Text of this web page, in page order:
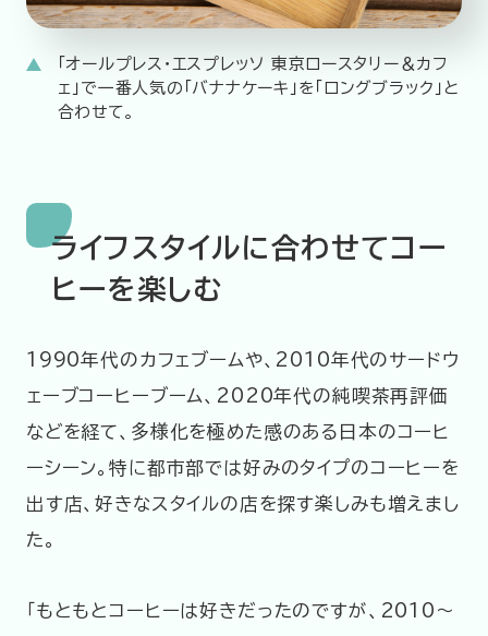
「オールプレス・エスプレッソ 東京ロースタリー＆カフ
ェ」で一番人気の「バナナケーキ」を「ロングブラック」と
合わせて。
ライフスタイルに合わせてコー
ヒーを楽しむ
1990年代のカフェブームや、2010年代のサードウ
ェーブコーヒーブーム、2020年代の純喫茶再評価
などを経て、多様化を極めた感のある日本のコーヒ
ーシーン。特に都市部では好みのタイプのコーヒーを
出す店、好きなスタイルの店を探す楽しみも増えまし
た。
「もともとコーヒーは好きだったのですが、2010〜